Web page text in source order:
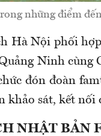
những điểm
Hà Nội phối
Ninh cùng
đón đoàn
khảo sát, kết
NHẬT BẢN